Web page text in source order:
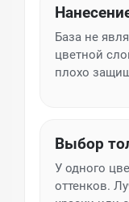
База не
цветной
плохо
Выбор
У одного
оттенков.